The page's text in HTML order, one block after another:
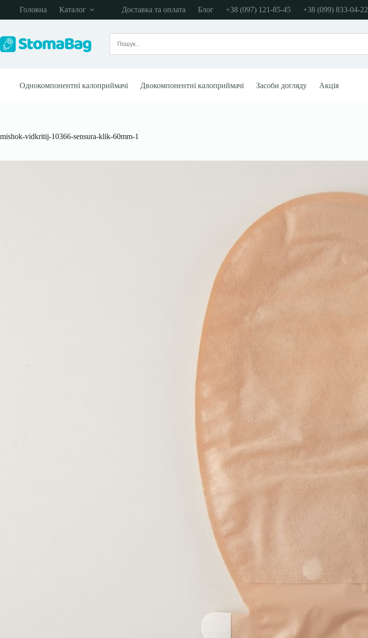
вмісту
Головна Каталог Доставка та оплата Блог +38 (097) 121-85-45 +38 (099) 833-04-22
Однокомпонентні калоприймачі Двокомпонентні калоприймачі Засоби догляду Акція
mishok-vidkritij-10366-sensura-klik-60mm-1